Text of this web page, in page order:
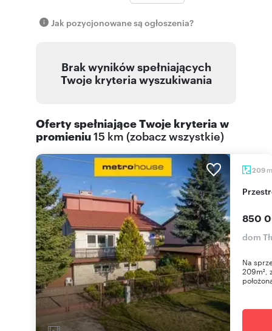
Jak pozycjonowane są ogłoszenia?
Brak wyników spełniających
Twoje kryteria wyszukiwania
Oferty spełniające Twoje kryteria w
promieniu15 km (zobacz wszystkie)
209 m
850
dom
Na
209m²,